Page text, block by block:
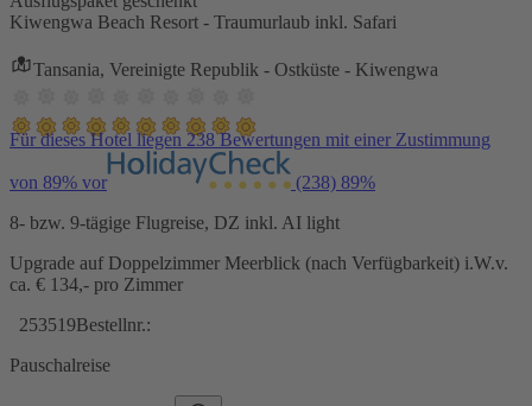
Kiwengwa Beach Resort - Traumurlaub inkl. Safari
Tansania, Vereinigte Republik - Ostküste - Kiwengwa
Für dieses Hotel liegen 238 Bewertungen mit einer Zustimmung
von 89% vor (238) 89%
8- bzw. 9-tägige Flugreise, DZ inkl. AI light
Upgrade auf Doppelzimmer Meerblick (nach Verfügbarkeit) i.W.v.
ca. € 134,- pro Zimmer
253519Bestellnr.:
Pauschalreise